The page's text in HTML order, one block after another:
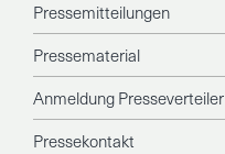
Pressemitteilungen
Pressematerial
Anmeldung Presseverteiler
Pressekontakt